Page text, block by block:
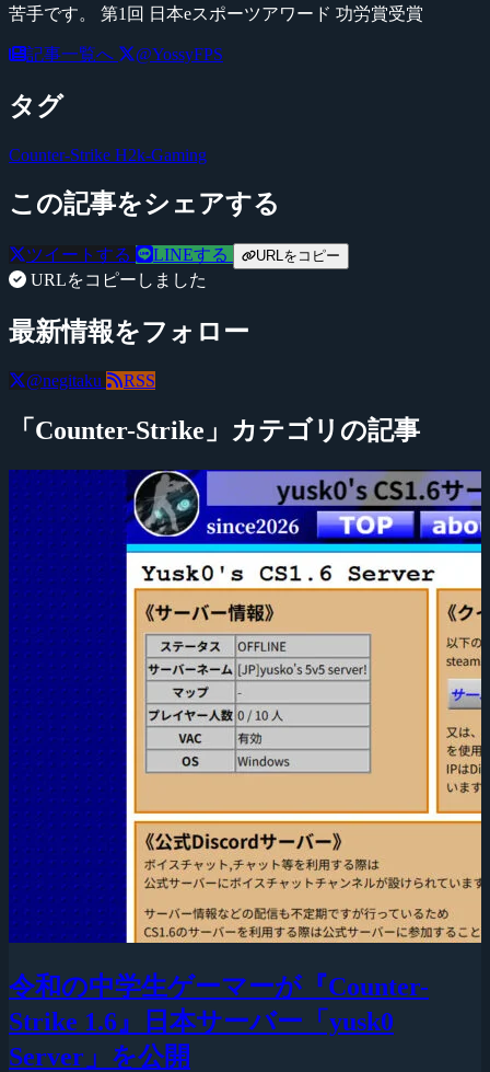
苦手です。 第1回 日本eスポーツアワード 功労賞受賞
記事一覧へ @YossyFPS
タグ
Counter-Strike H2k-Gaming
この記事をシェアする
ツイートする LINEする URLをコピー
URLをコピーしました
最新情報をフォロー
@negitaku RSS
「Counter-Strike」カテゴリの記事
令和の中学生ゲーマーが『Counter-
Strike 1.6』日本サーバー「yusk0
Server」を公開